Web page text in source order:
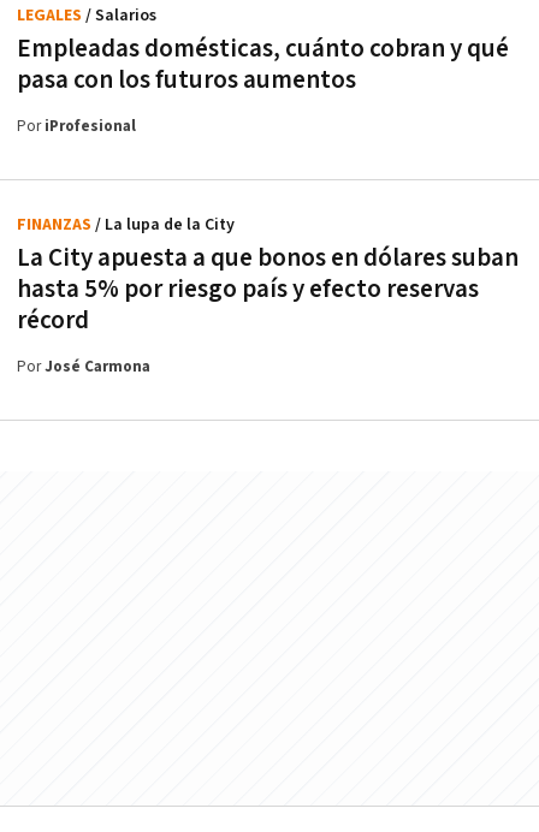
Empleadas domésticas, cuánto cobran y qué
pasa con los futuros aumentos
LEGALES / Salarios
PoriProfesional
La City apuesta a que bonos en dólares suban
hasta 5% por riesgo país y efecto reservas
récord
FINANZAS / La lupa de la City
PorJosé Carmona